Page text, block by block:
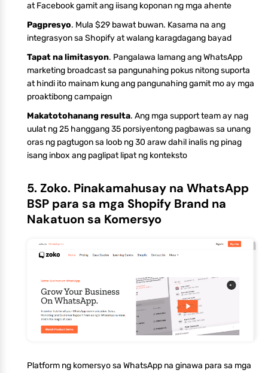
at Facebook gamit ang iisang koponan ng mga ahente
Pagpresyo. Mula $29 bawat buwan. Kasama na ang
integrasyon sa Shopify at walang karagdagang bayad
Tapat na limitasyon. Pangalawa lamang ang WhatsApp
marketing broadcast sa pangunahing pokus nitong suporta
at hindi ito mainam kung ang pangunahing gamit mo ay mga
proaktibong campaign
Makatotohanang resulta. Ang mga support team ay nag
uulat ng 25 hanggang 35 porsiyentong pagbawas sa unang
oras ng pagtugon sa loob ng 30 araw dahil inalis ng pinag
isang inbox ang paglipat lipat ng konteksto
5. Zoko. Pinakamahusay na WhatsApp
BSP para sa mga Shopify Brand na
Nakatuon sa Komersyo
Platform ng komersyo sa WhatsApp na ginawa para sa mga